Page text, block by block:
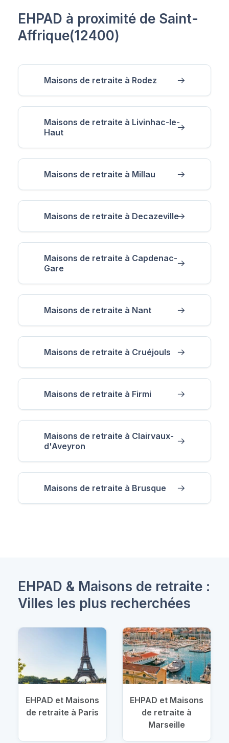
EHPAD à proximité de Saint-
Affrique(12400)
Maisons de retraite à Rodez
Maisons de retraite à Livinhac-le-
Haut
Maisons de retraite à Millau
Maisons de retraite à Decazeville
Maisons de retraite à Capdenac-
Gare
Maisons de retraite à Nant
Maisons de retraite à Cruéjouls
Maisons de retraite à Firmi
Maisons de retraite à Clairvaux-
d'Aveyron
Maisons de retraite à Brusque
EHPAD & Maisons de retraite :
Villes les plus recherchées
EHPAD et Maisons
de retraite à Paris
EHPAD et Maisons
de retraite à
Marseille